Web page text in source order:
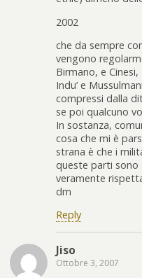
2002
che da sempre
vengono
Birmano, e Cinesi,
Indu’ e
compressi dalla
se poi qualcuno
In sostanza,
cosa che mi è
strana è che i
queste parti sono
veramente
dm
Reply
Jiso
Ottobre 3, 2007